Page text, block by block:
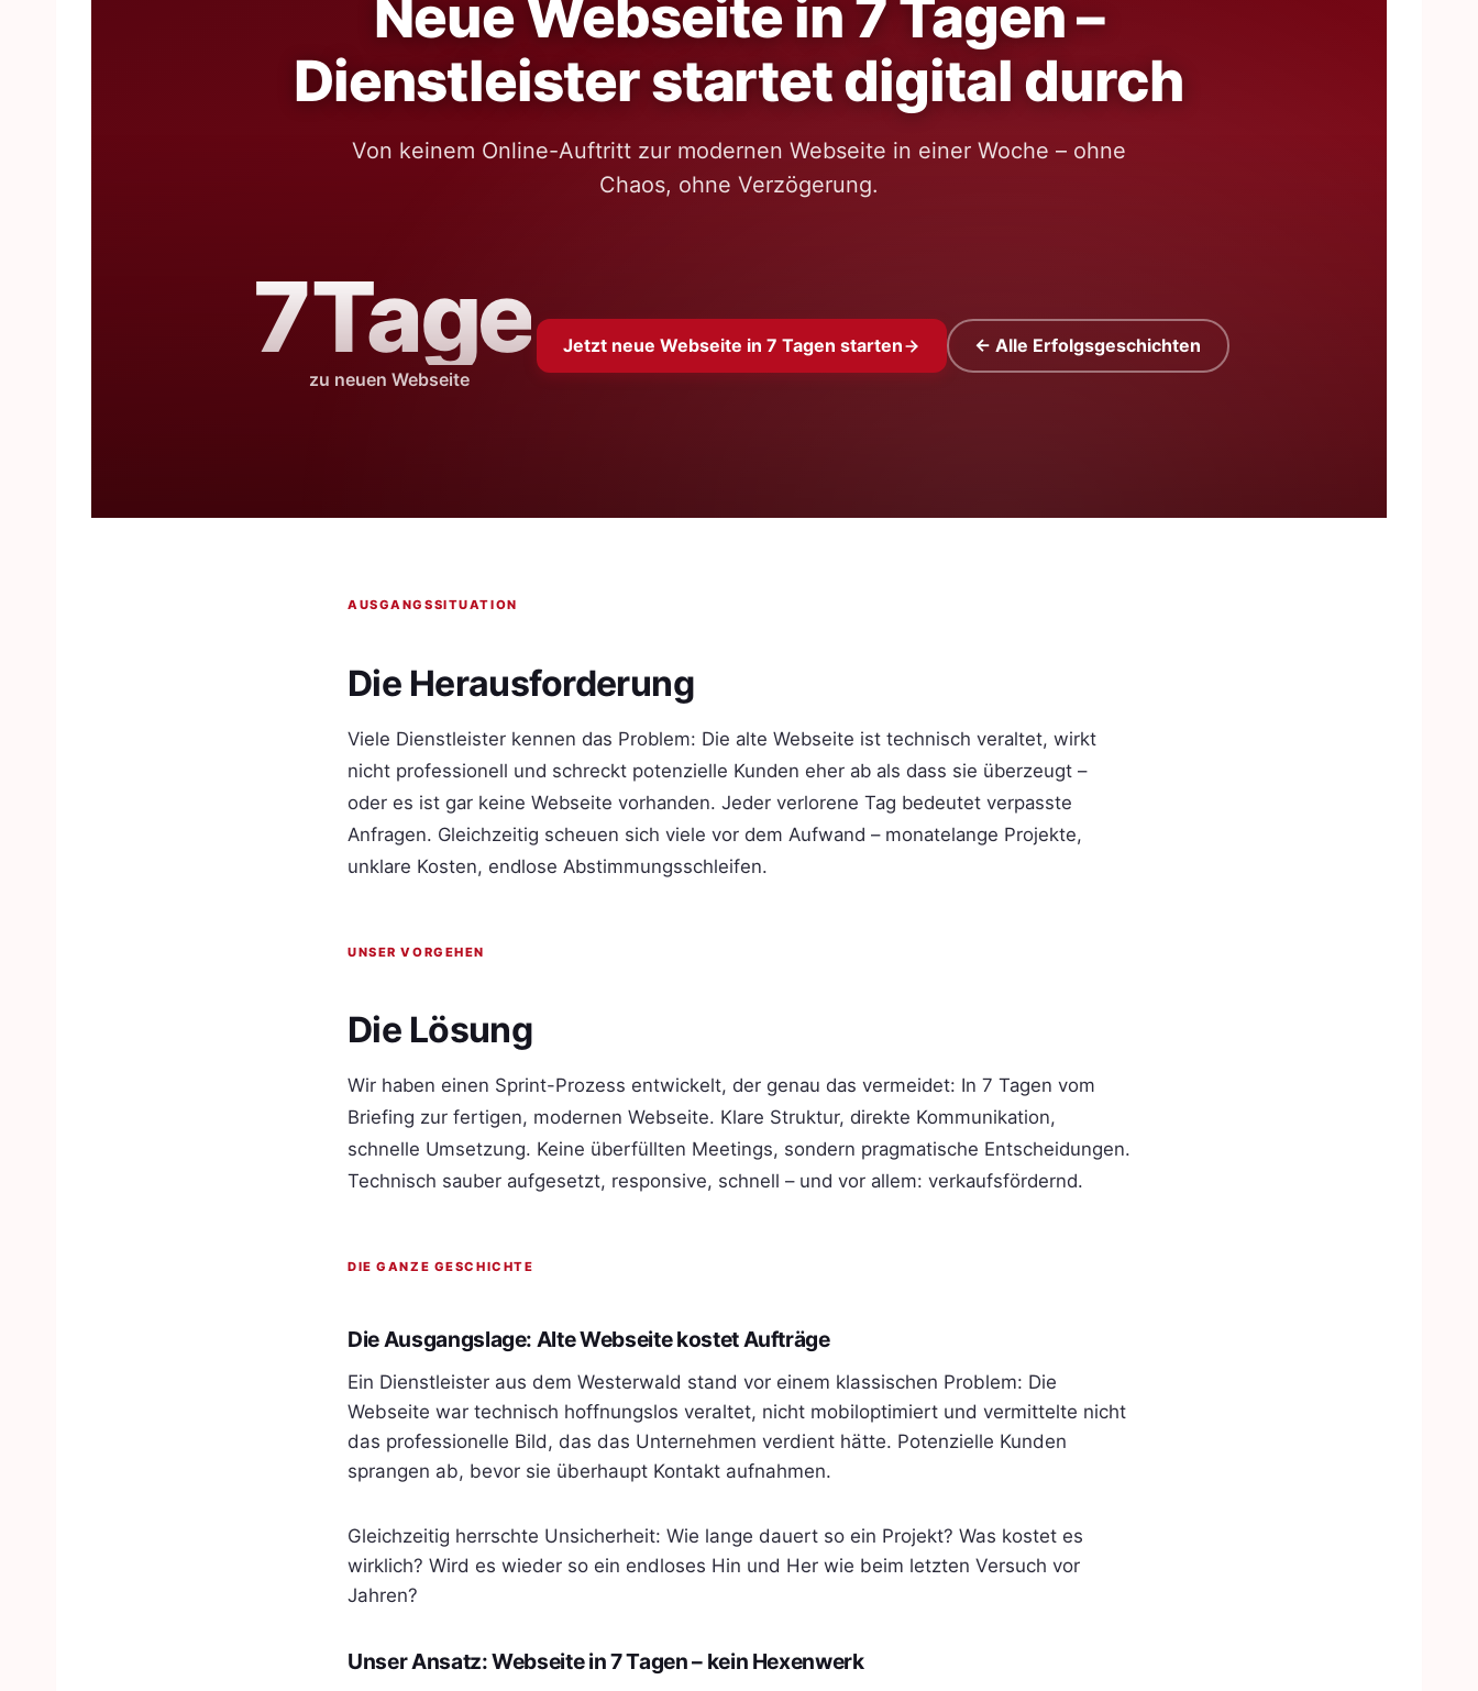
Neue Webseite in 7 Tagen –
Dienstleister startet digital durch
Von keinem Online-Auftritt zur modernen Webseite in einer Woche – ohne
Chaos, ohne Verzögerung.
7Tage
zu neuen Webseite
Jetzt neue Webseite in 7 Tagen starten ← Alle Erfolgsgeschichten
AUSGANGSSITUATION
Die Herausforderung
Viele Dienstleister kennen das Problem: Die alte Webseite ist technisch veraltet, wirkt
nicht professionell und schreckt potenzielle Kunden eher ab als dass sie überzeugt –
oder es ist gar keine Webseite vorhanden. Jeder verlorene Tag bedeutet verpasste
Anfragen. Gleichzeitig scheuen sich viele vor dem Aufwand – monatelange Projekte,
unklare Kosten, endlose Abstimmungsschleifen.
UNSER VORGEHEN
Die Lösung
Wir haben einen Sprint-Prozess entwickelt, der genau das vermeidet: In 7 Tagen vom
Briefing zur fertigen, modernen Webseite. Klare Struktur, direkte Kommunikation,
schnelle Umsetzung. Keine überfüllten Meetings, sondern pragmatische Entscheidungen.
Technisch sauber aufgesetzt, responsive, schnell – und vor allem: verkaufsfördernd.
DIE GANZE GESCHICHTE
Die Ausgangslage: Alte Webseite kostet Aufträge
Ein Dienstleister aus dem Westerwald stand vor einem klassischen Problem: Die
Webseite war technisch hoffnungslos veraltet, nicht mobiloptimiert und vermittelte nicht
das professionelle Bild, das das Unternehmen verdient hätte. Potenzielle Kunden
sprangen ab, bevor sie überhaupt Kontakt aufnahmen.
Gleichzeitig herrschte Unsicherheit: Wie lange dauert so ein Projekt? Was kostet es
wirklich? Wird es wieder so ein endloses Hin und Her wie beim letzten Versuch vor
Jahren?
Unser Ansatz: Webseite in 7 Tagen – kein Hexenwerk